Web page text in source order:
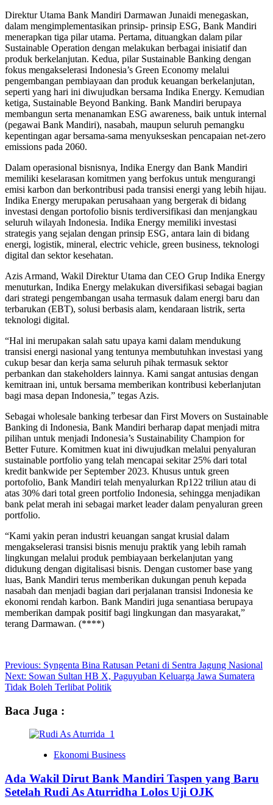
Direktur Utama Bank Mandiri Darmawan Junaidi menegaskan,
dalam mengimplementasikan prinsip- prinsip ESG, Bank Mandiri
menerapkan tiga pilar utama. Pertama, dituangkan dalam pilar
Sustainable Operation dengan melakukan berbagai inisiatif dan
produk berkelanjutan. Kedua, pilar Sustainable Banking dengan
fokus mengakselerasi Indonesia’s Green Economy melalui
pengembangan pembiayaan dan produk keuangan berkelanjutan,
seperti yang hari ini diwujudkan bersama Indika Energy. Kemudian
ketiga, Sustainable Beyond Banking. Bank Mandiri berupaya
membangun serta menanamkan ESG awareness, baik untuk internal
(pegawai Bank Mandiri), nasabah, maupun seluruh pemangku
kepentingan agar bersama-sama menyukseskan pencapaian net-zero
emissions pada 2060.
Dalam operasional bisnisnya, Indika Energy dan Bank Mandiri
memiliki keselarasan komitmen yang berfokus untuk mengurangi
emisi karbon dan berkontribusi pada transisi energi yang lebih hijau.
Indika Energy merupakan perusahaan yang bergerak di bidang
investasi dengan portofolio bisnis terdiversifikasi dan menjangkau
seluruh wilayah Indonesia. Indika Energy memiliki investasi
strategis yang sejalan dengan prinsip ESG, antara lain di bidang
energi, logistik, mineral, electric vehicle, green business, teknologi
digital dan sektor kesehatan.
Azis Armand, Wakil Direktur Utama dan CEO Grup Indika Energy
menuturkan, Indika Energy melakukan diversifikasi sebagai bagian
dari strategi pengembangan usaha termasuk dalam energi baru dan
terbarukan (EBT), solusi berbasis alam, kendaraan listrik, serta
teknologi digital.
“Hal ini merupakan salah satu upaya kami dalam mendukung
transisi energi nasional yang tentunya membutuhkan investasi yang
cukup besar dan kerja sama seluruh pihak termasuk sektor
perbankan dan stakeholders lainnya. Kami sangat antusias dengan
kemitraan ini, untuk bersama memberikan kontribusi keberlanjutan
bagi masa depan Indonesia,” tegas Azis.
Sebagai wholesale banking terbesar dan First Movers on Sustainable
Banking di Indonesia, Bank Mandiri berharap dapat menjadi mitra
pilihan untuk menjadi Indonesia’s Sustainability Champion for
Better Future. Komitmen kuat ini diwujudkan melalui penyaluran
sustainable portfolio yang telah mencapai sekitar 25% dari total
kredit bankwide per September 2023. Khusus untuk green
portofolio, Bank Mandiri telah menyalurkan Rp122 triliun atau di
atas 30% dari total green portfolio Indonesia, sehingga menjadikan
bank pelat merah ini sebagai market leader dalam penyaluran green
portfolio.
“Kami yakin peran industri keuangan sangat krusial dalam
mengakselerasi transisi bisnis menuju praktik yang lebih ramah
lingkungan melalui produk pembiayaan berkelanjutan yang
didukung dengan digitalisasi bisnis. Dengan customer base yang
luas, Bank Mandiri terus memberikan dukungan penuh kepada
nasabah dan menjadi bagian dari perjalanan transisi Indonesia ke
ekonomi rendah karbon. Bank Mandiri juga senantiasa berupaya
memberikan dampak positif bagi lingkungan dan masyarakat,”
terang Darmawan. (****)
Post
navigation
Previous: Syngenta Bina Ratusan Petani di Sentra Jagung Nasional
Next: Sowan Sultan HB X, Paguyuban Keluarga Jawa Sumatera
Tidak Boleh Terlibat Politik
Baca Juga :
Ekonomi Business
Ada Wakil Dirut Bank Mandiri Taspen yang Baru
Setelah Rudi As Aturridha Lolos Uji OJK